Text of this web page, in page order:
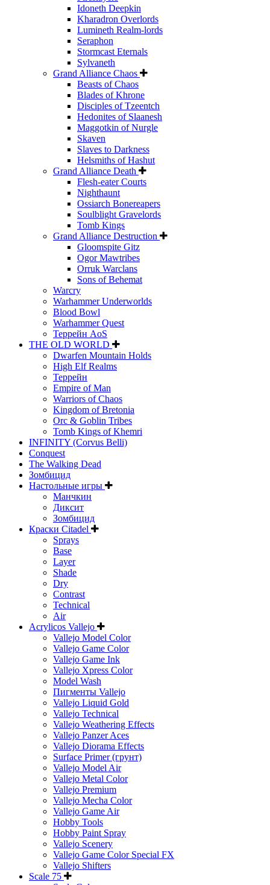
Idoneth Deepkin
Kharadron Overlords
Lumineth Realm-lords
Seraphon
Stormcast Eternals
Sylvaneth
Grand Alliance Chaos
Beasts of Chaos
Blades of Khrone
Disciples of Tzeentch
Hedonites of Slaanesh
Maggotkin of Nurgle
Skaven
Slaves to Darkness
Helsmiths of Hashut
Grand Alliance Death
Flesh-eater Courts
Nighthaunt
Ossiarch Bonereapers
Soulblight Gravelords
Tomb Kings
Grand Alliance Destruction
Gloomspite Gitz
Ogor Mawtribes
Orruk Warclans
Sons of Behemat
Warcry
Warhammer Underworlds
Blood Bowl
Warhammer Quest
Террейн AoS
THE OLD WORLD
Dwarfen Mountain Holds
High Elf Realms
Террейн
Empire of Man
Warriors of Chaos
Kingdom of Bretonia
Orc & Goblin Tribes
Tomb Kings of Khemri
INFINITY (Corvus Belli)
Conquest
The Walking Dead
Зомбицид
Настольные игры
Манчкин
Диксит
Зомбицид
Краски Citadel
Sprays
Base
Layer
Shade
Dry
Contrast
Technical
Air
Acrylicos Vallejo
Vallejo Model Color
Vallejo Game Color
Vallejo Game Ink
Vallejo Xpress Color
Model Wash
Пигменты Vallejo
Vallejo Liquid Gold
Vallejo Technical
Vallejo Weathering Effects
Vallejo Panzer Aces
Vallejo Diorama Effects
Surface Primer (грунт)
Vallejo Model Air
Vallejo Metal Color
Vallejo Premium
Vallejo Mecha Color
Vallejo Game Air
Hobby Tools
Hobby Paint Spray
Vallejo Scenery
Vallejo Game Color Special FX
Vallejo Shifters
Scale 75